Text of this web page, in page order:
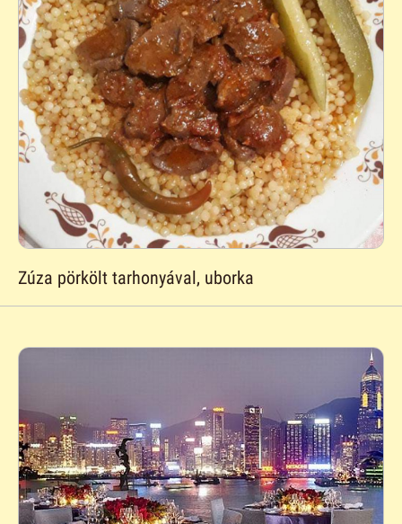
Zúza pörkölt tarhonyával, uborka